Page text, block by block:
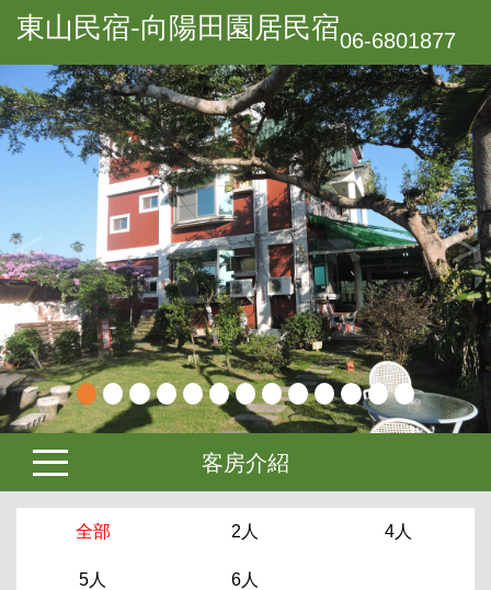
東山民宿-向陽田園居民宿06-6801877
客房介紹
全部 2人 4人
5人 6人